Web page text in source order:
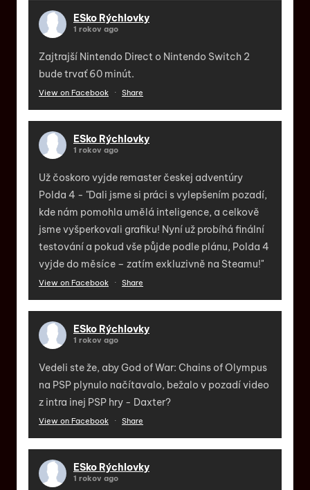
ESko Rýchlovky
1 rokov ago
Zajtrajší Nintendo Direct o Nintendo Switch 2
bude trvať 60 minút.
View on Facebook · Share
ESko Rýchlovky
1 rokov ago
Už čoskoro vyjde remaster českej adventúry
Polda 4 - "Dali jsme si práci s vylepšením pozadí,
kde nám pomohla umělá inteligence, a celkově
jsme vyšperkovali grafiku! Nyní už probíhá finální
testování a pokud vše půjde podle plánu, Polda 4
vyjde do měsíce – zatím exkluzivně na Steamu!"
View on Facebook · Share
ESko Rýchlovky
1 rokov ago
Vedeli ste že, aby God of War: Chains of Olympus
na PSP plynulo načítavalo, bežalo v pozadí video
z intra inej PSP hry - Daxter?
View on Facebook · Share
ESko Rýchlovky
1 rokov ago